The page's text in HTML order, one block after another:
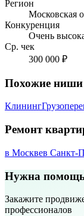
Регион
Московская
Конкуренция
Очень
Ср. чек
300 000 ₽
Похожие ниши
Клининг
Ремонт
в Москвев Санкт-
Нужна
Закажите
профессионалов